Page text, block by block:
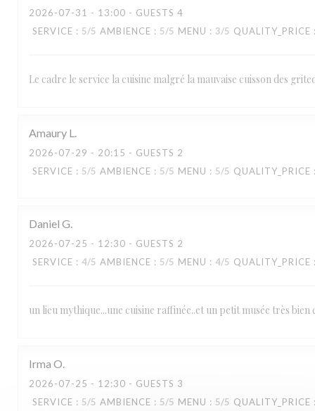
2026-07-31 - 13:00 - GUESTS 4
SERVICE : 5/5 AMBIENCE : 5/5 MENU : 3/5 QUALITY_PRICE
Le cadre le service la cuisine malgré la mauvaise cuisson des
Amaury L
2026-07-29 - 20:15 - GUESTS 2
SERVICE : 5/5 AMBIENCE : 5/5 MENU : 5/5 QUALITY_PRICE
Daniel G
2026-07-25 - 12:30 - GUESTS 2
SERVICE : 4/5 AMBIENCE : 5/5 MENU : 4/5 QUALITY_PRICE
un lieu mythique...une cuisine raffinée..et un petit musée très bien
Irma O
2026-07-25 - 12:30 - GUESTS 3
SERVICE : 5/5 AMBIENCE : 5/5 MENU : 5/5 QUALITY_PRICE
RESTAURANT MAISON FOURNAISE